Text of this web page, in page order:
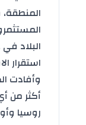
البلاد
استقرار
وأفادت
أكثر من
روسيا